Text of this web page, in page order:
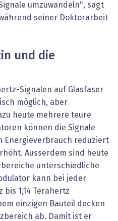
umzuwandeln", sagt
seiner Doktorarbeit
und die
Signalen auf Glasfaser
möglich, aber
heute mehrere teure
können die Signale
Energieverbrauch reduziert
Ausserdem sind heute
unterschiedliche
kann bei jeder
bis 1,14 Terahertz
einzigen Bauteil decken
ab. Damit ist er